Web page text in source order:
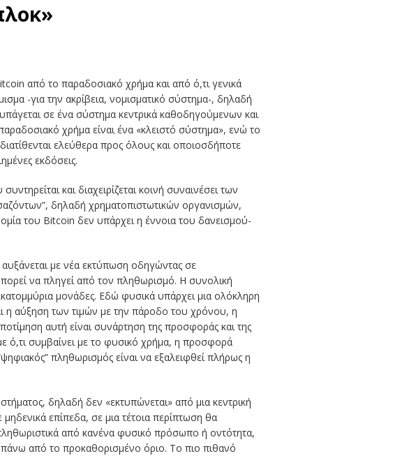
από το παραδοσιακό χρήμα και από ό,τι γενικά
-για την ακρίβεια, νομισματικό σύστημα-, δηλαδή
σε ένα σύστημα κεντρικά καθοδηγούμενων και
χρήμα είναι ένα «κλειστό σύστημα», ενώ το
ελεύθερα προς όλους και οποιοσδήποτε
εκδόσεις.
και διαχειρίζεται κοινή συναινέσει των
δηλαδή χρηματοπιστωτικών οργανισμών,
του Bitcoin δεν υπάρχει η έννοια του δανεισμού-
με νέα εκτύπωση οδηγώντας σε
να πληγεί από τον πληθωρισμό. Η συνολική
μονάδες. Εδώ φυσικά υπάρχει μια ολόκληρη
η αύξηση των τιμών με την πάροδο του χρόνου, η
αυτή είναι συνάρτηση της προσφοράς και της
ό,τι συμβαίνει με το φυσικό χρήμα, η προσφορά
πληθωρισμός είναι να εξαλειφθεί πλήρως η
δηλαδή δεν «εκτυπώνεται» από μια κεντρική
επίπεδα, σε μια τέτοια περίπτωση θα
από κανένα φυσικό πρόσωπο ή οντότητα,
από το προκαθορισμένο όριο. Το πιο πιθανό